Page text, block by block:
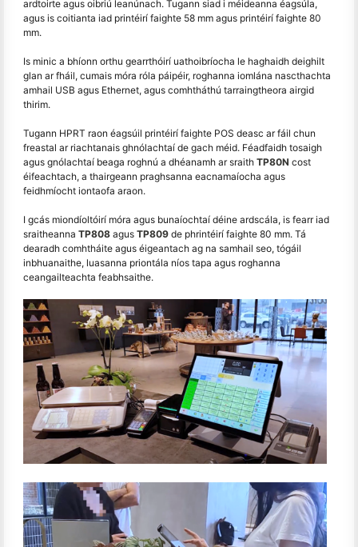
ardtoirte agus oibriú leanúnach. Tugann siad i méideanna éagsúla,
agus is coitianta iad printéirí faighte 58 mm agus printéirí faighte 80
mm.
Is minic a bhíonn orthu gearrthóirí uathoibríocha le haghaidh deighilt
glan ar fháil, cumais móra róla páipéir, roghanna iomlána nascthachta
amhail USB agus Ethernet, agus comhtháthú tarraingtheora airgid
thirim.
Tugann HPRT raon éagsúil printéirí faighte POS deasc ar fáil chun
freastal ar riachtanais ghnólachtaí de gach méid. Féadfaidh tosaigh
agus gnólachtaí beaga roghnú a dhéanamh ar sraith TP80N cost
éifeachtach, a thairgeann praghsanna eacnamaíocha agus
feidhmíocht iontaofa araon.
I gcás miondíoltóirí móra agus bunaíochtaí déine ardscála, is fearr iad
sraitheanna TP808 agus TP809 de phrintéirí faighte 80 mm. Tá
dearadh comhtháite agus éigeantach ag na samhail seo, tógáil
inbhuanaithe, luasanna priontála níos tapa agus roghanna
ceangailteachta feabhsaithe.